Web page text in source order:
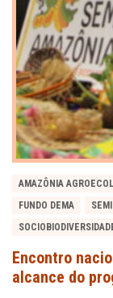
AMAZÔNIA
FUNDO DEMA
Encontro
alcance do